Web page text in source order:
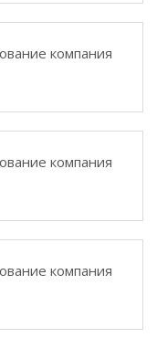
компания
компания
компания